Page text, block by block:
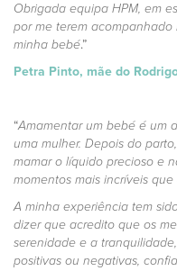
Obrigada equipa HPM, em
por me terem
minha bebé.”
Petra Pinto, mãe do
“Amamentar um bebé é um
uma mulher. Depois do
mamar o líquido precioso e
momentos mais incríveis
A minha experiência tem
dizer que acredito que os
serenidade e a
positivas ou negativas,